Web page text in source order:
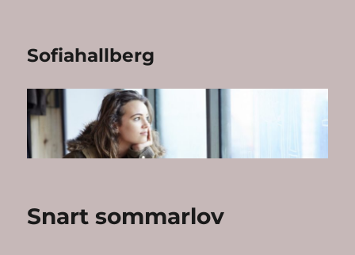
Sofiahallberg
Snart sommarlov